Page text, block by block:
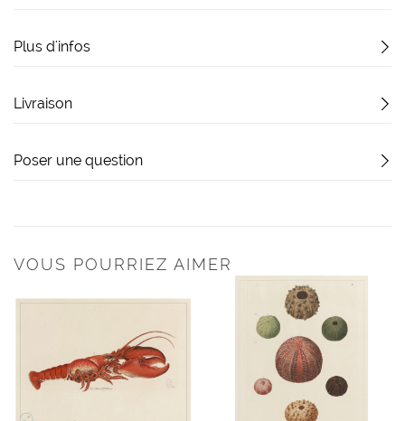
Plus d'infos
Livraison
Poser une question
VOUS POURRIEZ AIMER